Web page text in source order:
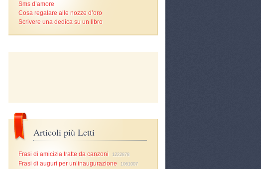
Sms d’amore
Cosa regalare alle nozze d’oro
Scrivere una dedica su un libro
Articoli più Letti
Frasi di amicizia tratte da canzoni 1222878
Frasi di auguri per un’inaugurazione 1061007